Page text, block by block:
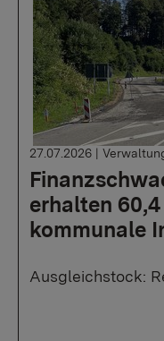
erhalten
kommunale
27.07.2026 |
Ausgleichstock: